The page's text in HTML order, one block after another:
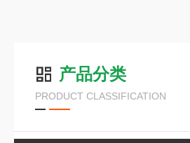
产品分类
PRODUCT CLASSIFICATION